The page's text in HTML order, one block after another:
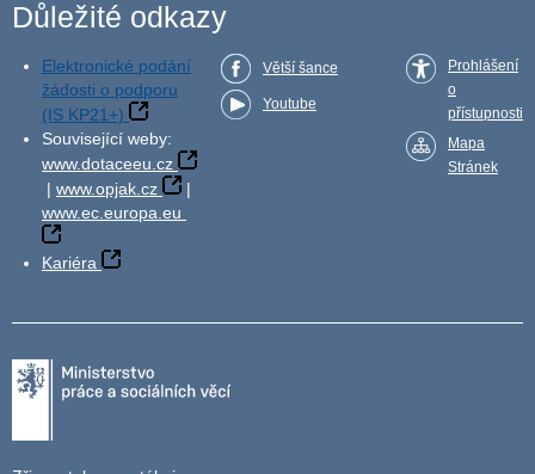
Důležité odkazy
Elektronické podání
žádosti o podporu
(IS KP21+)
Související weby:
www.dotaceeu.cz
| www.opjak.cz
|
www.ec.europa.eu
Kariéra
Větší šance
Youtube
Prohlášení
o
přístupnosti
Mapa
Stránek